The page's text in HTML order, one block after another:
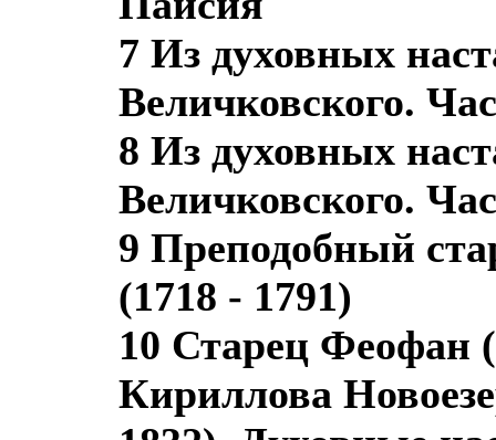
7 Из духовных
Величковского.
8 Из духовных
Величковского.
9 Преподобный
(1718 - 1791)
10 Старец Феофан
Кириллова